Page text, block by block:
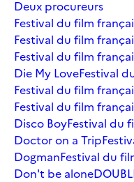
Deux procureurs
Festival du film
Festival du film
Festival du film
Die My LoveFestival
Festival du film
Festival du film
Disco BoyFestival du
Doctor on a Trip
DogmanFestival du
Don't be alone